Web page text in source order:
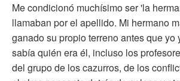
Me condicionó muchísimo ser 'la
llamaban por el apellido. Mi hermano
ganado su propio terreno antes que yo
sabía quién era él, incluso los
del grupo de los cazurros, de los